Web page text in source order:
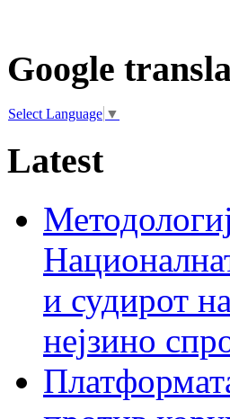
Google
Select Language ▼
Latest
и судирот
нејзино